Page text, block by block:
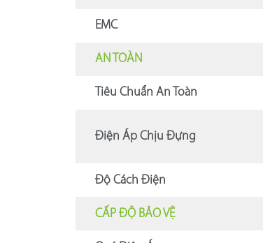
EMC
AN TOÀN
Tiêu Chuẩn An Toàn
Điện Áp Chịu Đựng
Độ Cách Điện
CẤP ĐỘ BẢO VỆ